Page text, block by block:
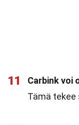
11
Carbink voi
Tämä